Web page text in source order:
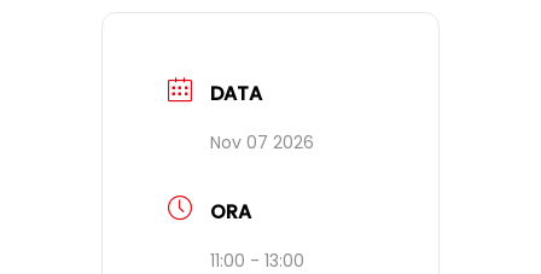
DATA
Nov 07 2026
ORA
11:00 - 13:00